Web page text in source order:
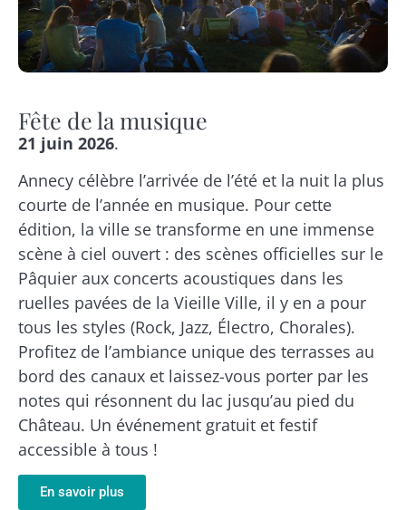
Fête de la musique
21 juin 2026.
Annecy célèbre l’arrivée de l’été et la nuit la plus
courte de l’année en musique. Pour cette
édition, la ville se transforme en une immense
scène à ciel ouvert : des scènes officielles sur le
Pâquier aux concerts acoustiques dans les
ruelles pavées de la Vieille Ville, il y en a pour
tous les styles (Rock, Jazz, Électro, Chorales).
Profitez de l’ambiance unique des terrasses au
bord des canaux et laissez-vous porter par les
notes qui résonnent du lac jusqu’au pied du
Château. Un événement gratuit et festif
accessible à tous !
En savoir plus